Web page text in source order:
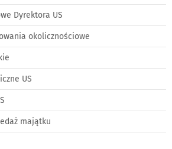
Dyrektora US
okolicznościowe
US
majątku